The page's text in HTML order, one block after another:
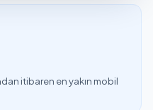
itibaren en yakın mobil